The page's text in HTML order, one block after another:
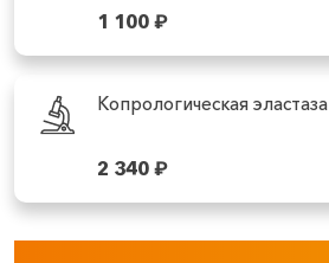
1 100₽
Копрологическая эластаза
2 340₽